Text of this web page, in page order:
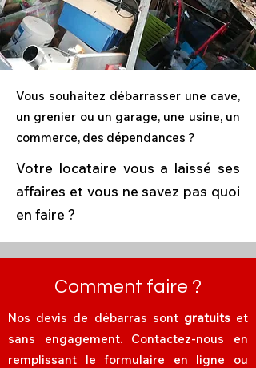
Vous souhaitez débarrasser une cave,
un grenier ou un garage, une usine, un
commerce, des dépendances ?
Votre locataire vous a laissé ses
affaires et vous ne savez pas quoi
en faire ?
Comment faire ?
Nos devis de débarras sont gratuitset
sans engagement. Contactez-nous en
remplissant le formulaire en ligne ou